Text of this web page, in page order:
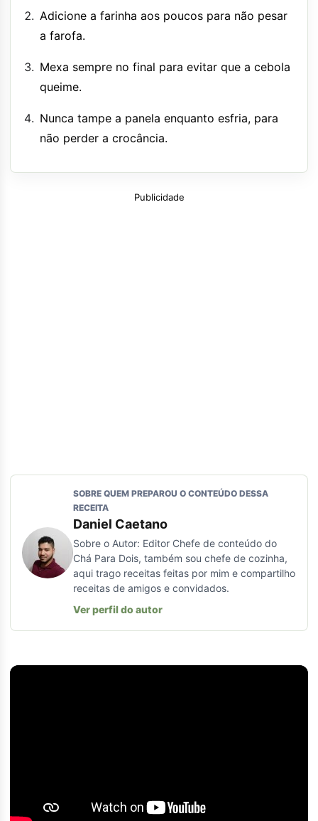
Adicione a farinha aos poucos para não pesar
a farofa.
Mexa sempre no final para evitar que a cebola
queime.
Nunca tampe a panela enquanto esfria, para
não perder a crocância.
Publicidade
SOBRE QUEM PREPAROU O CONTEÚDO DESSA
RECEITA
Daniel Caetano
Sobre o Autor: Editor Chefe de conteúdo do
Chá Para Dois, também sou chefe de cozinha,
aqui trago receitas feitas por mim e compartilho
receitas de amigos e convidados.
Ver perfil do autor